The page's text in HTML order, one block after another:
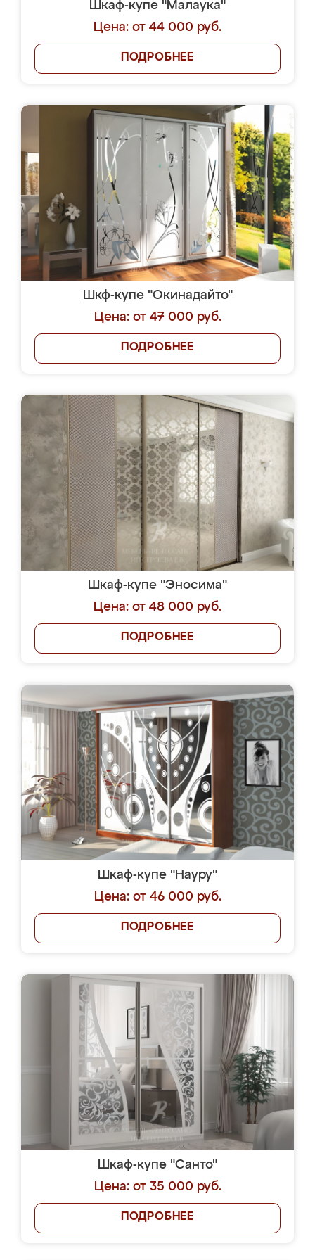
Шкаф-купе "Малаука"
Цена: от 44 000 руб.
ПОДРОБНЕЕ
Шкф-купе "Окинадайто"
Цена: от 47 000 руб.
ПОДРОБНЕЕ
Шкаф-купе "Эносима"
Цена: от 48 000 руб.
ПОДРОБНЕЕ
Шкаф-купе "Науру"
Цена: от 46 000 руб.
ПОДРОБНЕЕ
Шкаф-купе "Санто"
Цена: от 35 000 руб.
ПОДРОБНЕЕ